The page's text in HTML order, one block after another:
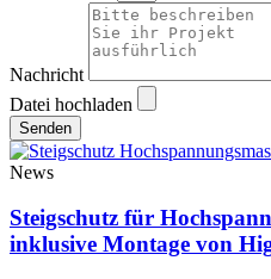
Nachricht
Datei hochladen
Senden
News
Steigschutz für
inklusive Montage von